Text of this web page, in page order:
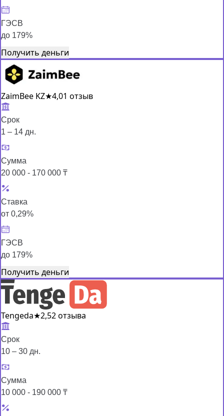
ГЭСВ
до 179%
Получить деньги
ZaimBee KZ★4,01 отзыв
Срок
1 – 14 дн.
Сумма
20 000 - 170 000 ₸
Ставка
от 0,29%
ГЭСВ
до 179%
Получить деньги
Tengeda★2,52 отзыва
Срок
10 – 30 дн.
Сумма
10 000 - 190 000 ₸